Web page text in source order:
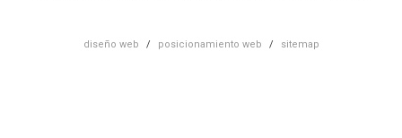
diseño web / posicionamiento web / sitemap